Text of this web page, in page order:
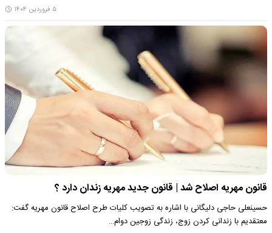
۵ فروردین ۱۴۰۴
قانون مهریه اصلاح شد | قانون جدید مهریه زندان دارد ؟
حسینعلی حاجی دلیگانی با اشاره به تصویب کلیات طرح اصلاح قانون مهریه گفت:
معتقدیم با زندانی کردن زوج، زندگی زوجین دوام…